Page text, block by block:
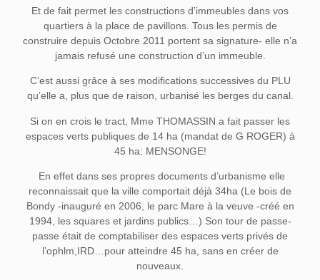
Et de fait permet les constructions d’immeubles dans vos
quartiers à la place de pavillons. Tous les permis de
construire depuis Octobre 2011 portent sa signature- elle n’a
jamais refusé une construction d’un immeuble.
C’est aussi grâce à ses modifications successives du PLU
qu’elle a, plus que de raison, urbanisé les berges du canal.
Si on en crois le tract, Mme THOMASSIN a fait passer les
espaces verts publiques de 14 ha (mandat de G ROGER) à
45 ha: MENSONGE!
En effet dans ses propres documents d’urbanisme elle
reconnaissait que la ville comportait déjà 34ha (Le bois de
Bondy -inauguré en 2006, le parc Mare à la veuve -créé en
1994, les squares et jardins publics…) Son tour de passe-
passe était de comptabiliser des espaces verts privés de
l’ophlm,IRD…pour atteindre 45 ha, sans en créer de
nouveaux.